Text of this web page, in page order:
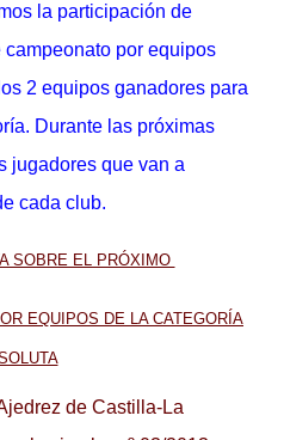
la participación de
por equipos
2 equipos ganadores para
Durante las próximas
jugadores que van a
cada club.
SOBRE EL PRÓXIMO
EQUIPOS DE LA CATEGORÍA
de Castilla-La